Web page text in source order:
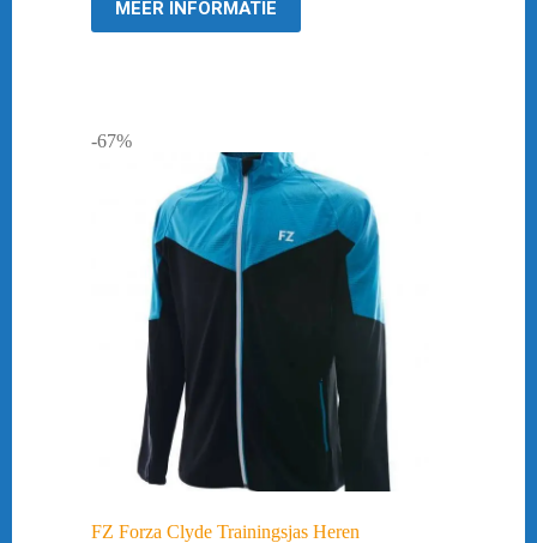
MEER INFORMATIE
-67%
FZ Forza Clyde Trainingsjas Heren